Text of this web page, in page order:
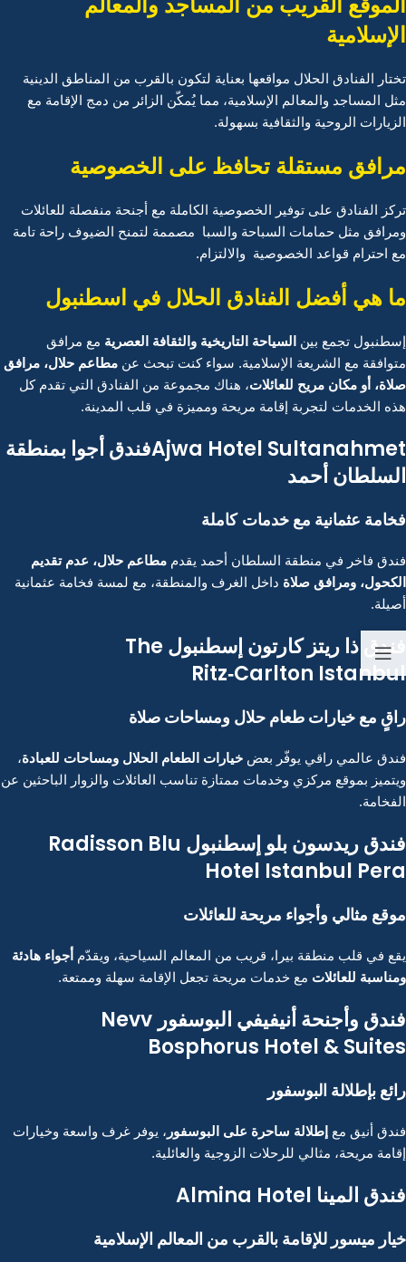
الإسلامية
تختار الفنادق الحلال مواقعها بعناية لتكون بالقرب من المناطق الدينية
مثل المساجد والمعالم الإسلامية، مما يُمكّن الزائر من دمج الإقامة مع
الزيارات الروحية والثقافية بسهولة.
مرافق مستقلة تحافظ على الخصوصية
تركز الفنادق على توفير الخصوصية الكاملة مع أجنحة منفصلة للعائلات
ومرافق مثل حمامات السباحة والسبا مصممة لتمنح الضيوف راحة تامة
مع احترام قواعد الخصوصية والالتزام.
ما هي أفضل الفنادق الحلال في اسطنبول
إسطنبول تجمع بين السياحة التاريخية والثقافة العصرية مع مرافق
متوافقة مع الشريعة الإسلامية. سواء كنت تبحث عن مطاعم حلال، مرافق
صلاة، أو مكان مريح للعائلات، هناك مجموعة من الفنادق التي تقدم كل
هذه الخدمات لتجربة إقامة مريحة ومميزة في قلب المدينة.
Ajwa Hotel Sultanahmetفندق أجوا بمنطقة
السلطان أحمد
فخامة عثمانية مع خدمات كاملة
فندق فاخر في منطقة السلطان أحمد يقدم مطاعم حلال، عدم تقديم
الكحول، ومرافق صلاة داخل الغرف والمنطقة، مع لمسة فخامة عثمانية
أصيلة.
فندق ذا ريتز كارتون إسطنبول The
Ritz‑Carlton Istanbul
راقٍ مع خيارات طعام حلال ومساحات صلاة
فندق عالمي راقي يوفّر بعض خيارات الطعام الحلال ومساحات للعبادة،
ويتميز بموقع مركزي وخدمات ممتازة تناسب العائلات والزوار الباحثين عن
الفخامة.
فندق ريدسون بلو إسطنبول Radisson Blu
Hotel Istanbul Pera
موقع مثالي وأجواء مريحة للعائلات
يقع في قلب منطقة بيرا، قريب من المعالم السياحية، ويقدّم أجواء هادئة
ومناسبة للعائلات مع خدمات مريحة تجعل الإقامة سهلة وممتعة.
فندق وأجنحة أنيفيفي البوسفور Nevv
Bosphorus Hotel & Suites
رائع بإطلالة البوسفور
فندق أنيق مع إطلالة ساحرة على البوسفور ، يوفر غرف واسعة وخيارات
إقامة مريحة، مثالي للرحلات الزوجية والعائلية.
فندق المينا
خيار ميسور للإقامة بالقرب من المعالم الإسلامية